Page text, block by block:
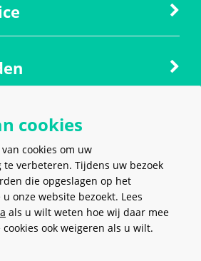
cookies
cookies om uw
verbeteren. Tijdens uw bezoek
die opgeslagen op het
onze website bezoekt. Lees
als u wilt weten hoe wij daar mee
ook weigeren als u wilt.